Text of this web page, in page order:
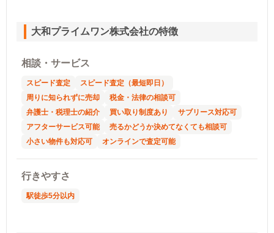
大和プライムワン株式会社の特徴
相談・サービス
スピード査定
スピード査定（最短即日）
周りに知られずに売却
税金・法律の相談可
弁護士・税理士の紹介
買い取り制度あり
サブリース対応可
アフターサービス可能
売るかどうか決めてなくても相談可
小さい物件も対応可
オンラインで査定可能
行きやすさ
駅徒歩5分以内